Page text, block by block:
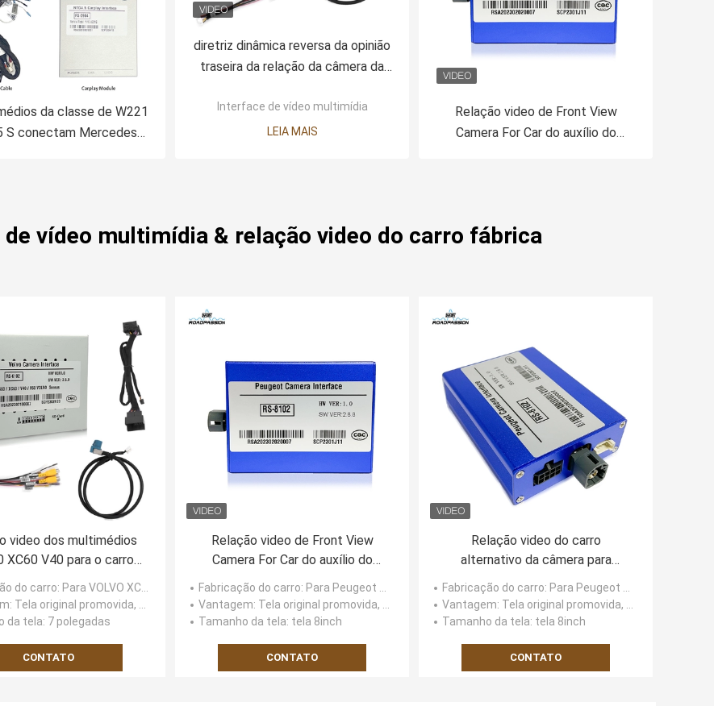
da classe de W221
S conectam Mercedes
diretriz dinâmica reversa da opinião
traseira da relação da câmera da
10mA 25V
Interface de vídeo multimídia
LEIA MAIS
Relação video de Front View
Camera For Car do auxílio do
vídeo multimídia & relação video do carro fábrica
video dos multimédios
XC60 V40 para o carro
Sensus que inverte a
câmera Decorder
do carro: Para VOLVO XC60 S60 V40 Sensus
: Tela original promovida, cabo apto especial
da tela: 7 polegadas
CONTATO
Relação video de Front View
Camera For Car do auxílio do
estacionamento para Peugeot
Smeg
Fabricação do carro: Para Peugeot SMEG 2015-2017 (tela 800x480)
Vantagem: Tela original promovida, cabo apto especial
Tamanho da tela: tela 8inch
CONTATO
Relação video do carro
alternativo da câmera para
Peugeots 3008 com sistema do
sensor do estacionamento
Fabricação do carro: Para Peugeot SMEG 2015-2017 (tela 800x480)
Vantagem: Tela original promovida, cabo apto especial
Tamanho da tela: tela 8inch
CONTATO